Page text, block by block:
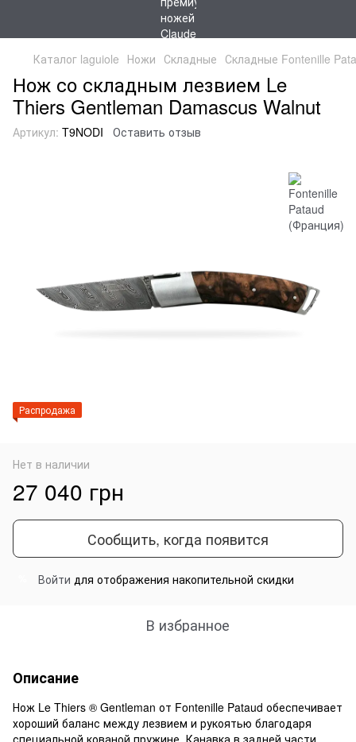
Каталог laguiole Ножи Складные Складные Fontenille
Нож со складным лезвием Le
Thiers Gentleman Damascus Walnut
Артикул: T9NODI Оставить отзыв
Распродажа
Нет в наличии
27 040 грн
Сообщить, когда появится
Войти для отображения накопительной скидки
В избранное
Описание
Нож Le Thiers ® Gentleman от Fontenille Pataud обеспечивает
хороший баланс между лезвием и рукоятью благодаря
специальной кованой пружине. Канавка в задней части